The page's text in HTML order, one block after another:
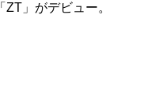
」がデビュー。